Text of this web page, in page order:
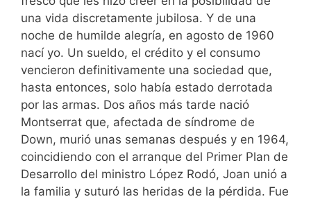
una vida discretamente jubilosa. Y de una
noche de humilde alegría, en agosto de 1960
nací yo. Un sueldo, el crédito y el consumo
vencieron definitivamente una sociedad que,
hasta entonces, solo había estado derrotada
por las armas. Dos años más tarde nació
Montserrat que, afectada de síndrome de
Down, murió unas semanas después y en 1964,
coincidiendo con el arranque del Primer Plan de
Desarrollo del ministro López Rodó, Joan unió a
la familia y suturó las heridas de la pérdida. Fue